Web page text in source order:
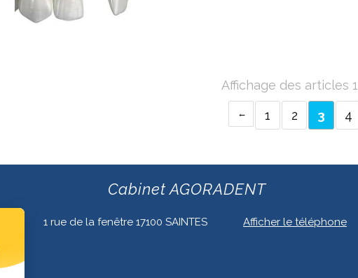
Affichage des articles
1 2 3 4
Cabinet AGORADENT
1 rue de la fenêtre 17100 SAINTES Afficher le téléphone